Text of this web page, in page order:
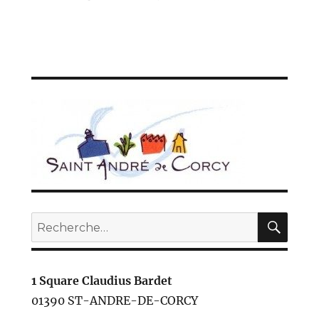
Recherche
pour :
1 Square Claudius Bardet
01390 ST-ANDRE-DE-CORCY